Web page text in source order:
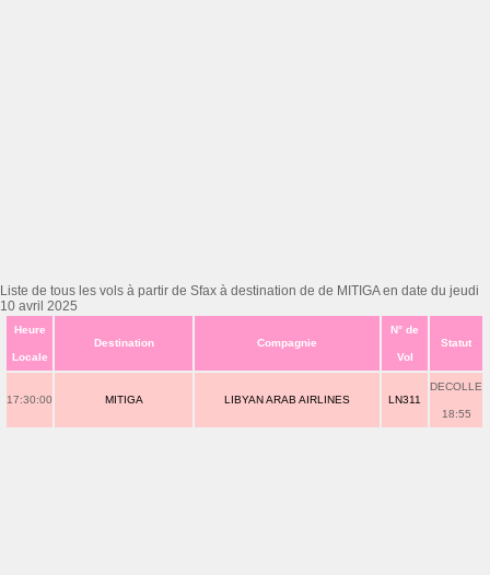
Liste de tous les vols à partir de Sfax à destination de de MITIGA en date du jeudi
10 avril 2025
Heure
Locale
Destination Compagnie
N° de
Vol
Statut
17:30:00 MITIGA LIBYAN ARAB AIRLINES LN311
DECOLLE
18:55